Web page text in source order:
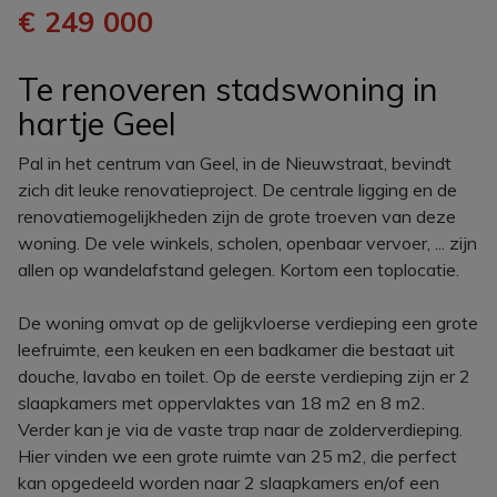
Te renoveren stadswoning in
hartje Geel
€ 249 000
Pal in het centrum van Geel, in de Nieuwstraat, bevindt
zich dit leuke renovatieproject. De centrale ligging en de
renovatiemogelijkheden zijn de grote troeven van deze
woning. De vele winkels, scholen, openbaar vervoer, ... zijn
allen op wandelafstand gelegen. Kortom een toplocatie.
De woning omvat op de gelijkvloerse verdieping een grote
leefruimte, een keuken en een badkamer die bestaat uit
douche, lavabo en toilet. Op de eerste verdieping zijn er 2
slaapkamers met oppervlaktes van 18 m2 en 8 m2.
Verder kan je via de vaste trap naar de zolderverdieping.
Hier vinden we een grote ruimte van 25 m2, die perfect
kan opgedeeld worden naar 2 slaapkamers en/of een